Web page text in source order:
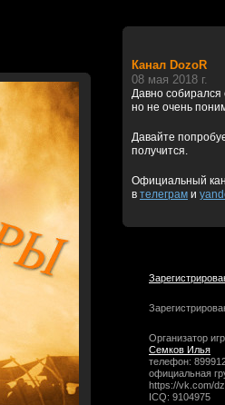
Канал DozoR
08 мая 2018 г.
Давно собирался
но не очень
Давайте
получится.
Официальный
в телеграм и
Организатор
Семков Илья
телефон:
официальная
https://vk.com/
ICQ: 9104975